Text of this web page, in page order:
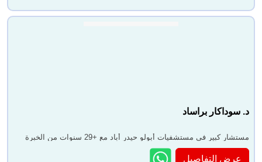
د. سوداكار براساد
مستشار كبير في مستشفيات أبولو حيدر أباد مع +29 سنوات من الخبرة
عرض التفاصيل